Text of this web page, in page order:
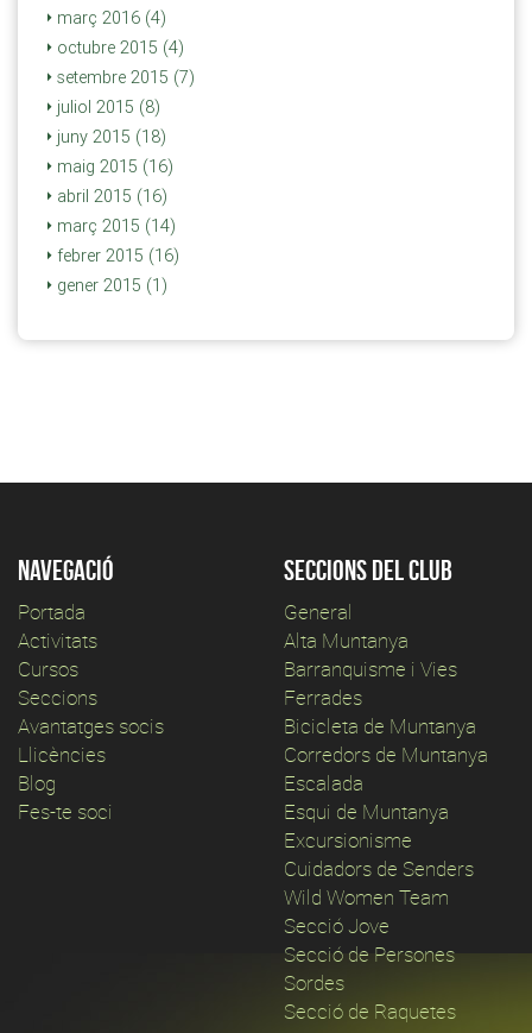
març 2016 (4)
octubre 2015 (4)
setembre 2015 (7)
juliol 2015 (8)
juny 2015 (18)
maig 2015 (16)
abril 2015 (16)
març 2015 (14)
febrer 2015 (16)
gener 2015 (1)
Navegació
Portada
Activitats
Cursos
Seccions
Avantatges socis
Llicències
Blog
Fes-te soci
Seccions del club
General
Alta Muntanya
Barranquisme i Vies
Ferrades
Bicicleta de Muntanya
Corredors de Muntanya
Escalada
Esqui de Muntanya
Excursionisme
Cuidadors de Senders
Wild Women Team
Secció Jove
Secció de Persones
Sordes
Secció de Raquetes